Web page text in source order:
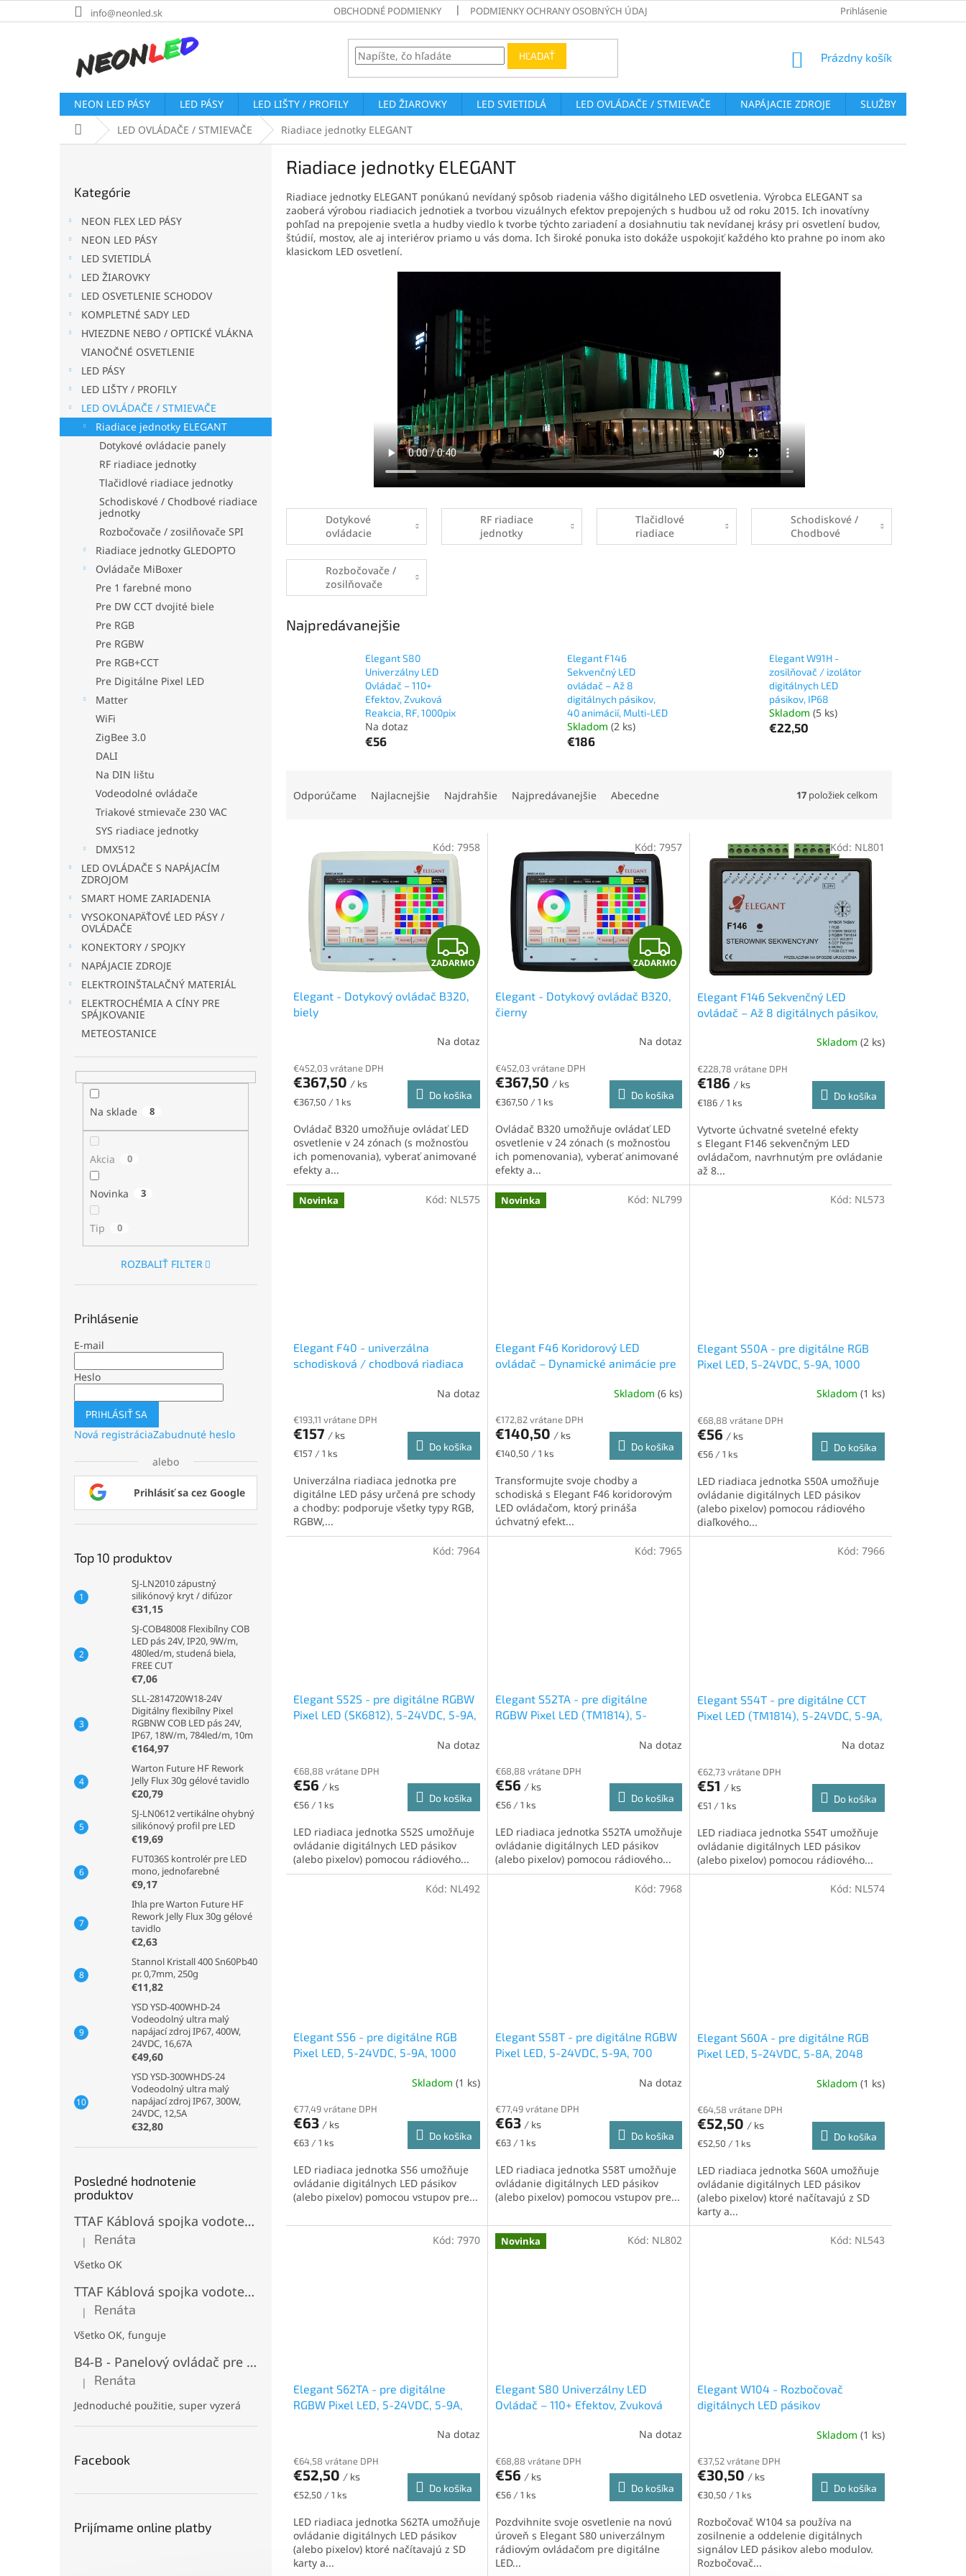
na
info@neonled.sk OBCHODNÉ PODMIENKY PODMIENKY OCHRANY OSOBNÝCH ÚDAJOV VRÁTENIE TOVARU
Prihlásenie
HĽADAŤ
NÁKUPNÝ
Prázdny košík
NEON LED PÁSY LED PÁSY LED LIŠTY / PROFILY LED ŽIAROVKY LED SVIETIDLÁ LED OVLÁDAČE / STMIEVAČE NAPÁJACIE ZDROJE SLUŽBY
DomovLED OVLÁDAČE / STMIEVAČE Riadiace jednotky ELEGANT
kategórie
Kategórie
NEON FLEX LED PÁSY
NEON LED PÁSY
LED SVIETIDLÁ
LED ŽIAROVKY
LED OSVETLENIE SCHODOV
KOMPLETNÉ SADY LED
HVIEZDNE NEBO / OPTICKÉ VLÁKNA
VIANOČNÉ OSVETLENIE
LED PÁSY
LED LIŠTY / PROFILY
LED OVLÁDAČE / STMIEVAČE
Riadiace jednotky ELEGANT
Dotykové ovládacie panely
RF riadiace jednotky
Tlačidlové riadiace jednotky
Schodiskové / Chodbové riadiace
jednotky
Rozbočovače / zosilňovače SPI
Riadiace jednotky GLEDOPTO
Ovládače MiBoxer
Pre 1 farebné mono
Pre DW CCT dvojité biele
Pre RGB
Pre RGBW
Pre RGB+CCT
Pre Digitálne Pixel LED
Matter
WiFi
ZigBee 3.0
DALI
Na DIN lištu
Vodeodolné ovládače
Triakové stmievače 230 VAC
SYS riadiace jednotky
DMX512
LED OVLÁDAČE S NAPÁJACÍM
ZDROJOM
SMART HOME ZARIADENIA
VYSOKONAPÄŤOVÉ LED PÁSY /
OVLÁDAČE
KONEKTORY / SPOJKY
NAPÁJACIE ZDROJE
ELEKTROINŠTALAČNÝ MATERIÁL
ELEKTROCHÉMIA A CÍNY PRE
SPÁJKOVANIE
METEOSTANICE
Na sklade 8
Akcia 0
Novinka 3
Tip 0
ROZBALIŤ FILTER
Prihlásenie
E-mail
Heslo
PRIHLÁSIŤ SA
Nová registráciaZabudnuté heslo
alebo
Prihlásiť sa cez Google
Top 10 produktov
SJ-LN2010 zápustný
silikónový kryt / difúzor
€31,15
SJ-COB48008 Flexibílny COB
LED pás 24V, IP20, 9W/m,
480led/m, studená biela,
FREE CUT
€7,06
SLL-2814720W18-24V
Digitálny flexibílny Pixel
RGBNW COB LED pás 24V,
IP67, 18W/m, 784led/m, 10m
€164,97
Warton Future HF Rework
Jelly Flux 30g gélové tavidlo
€20,79
SJ-LN0612 vertikálne ohybný
silikónový profil pre LED
€19,69
FUT036S kontrolér pre LED
mono, jednofarebné
€9,17
Ihla pre Warton Future HF
Rework Jelly Flux 30g gélové
tavidlo
€2,63
Stannol Kristall 400 Sn60Pb40
pr. 0,7mm, 250g
€11,82
YSD YSD-400WHD-24
Vodeodolný ultra malý
napájací zdroj IP67, 400W,
24VDC, 16,67A
€49,60
YSD YSD-300WHDS-24
Vodeodolný ultra malý
napájací zdroj IP67, 300W,
24VDC, 12,5A
€32,80
Posledné hodnotenie
produktov
TTAF Káblová spojka vodotesná IP68, Typu "T" , 3 pinová, 20A, 2,5mm², M20
Hodnotenie produktu je 5 z 5 hviezdičiek.
| Renáta
Všetko OK
TTAF Káblová spojka vodotesná IP68, "I" Priama, 3 pinová, 20A, 2,5mm², M20
Hodnotenie produktu je 5 z 5 hviezdičiek.
| Renáta
Všetko OK, funguje
B4-B - Panelový ovládač pre RGB+CCT LED, Čierny, Batériový 2xAAA (3V), Magnetický, RF 2,4GHz, 4 zóny
Hodnotenie produktu je 5 z 5 hviezdičiek.
| Renáta
Jednoduché použitie, super vyzerá
Facebook
Prijímame online platby
Riadiace jednotky ELEGANT
Riadiace jednotky ELEGANT ponúkanú nevídaný spôsob riadenia vášho digitálneho LED osvetlenia. Výrobca ELEGANT sa
zaoberá výrobou riadiacich jednotiek a tvorbou vizuálnych efektov prepojených s hudbou už od roku 2015. Ich inovatívny
pohľad na prepojenie svetla a hudby viedlo k tvorbe týchto zariadení a dosiahnutiu tak nevídanej krásy pri osvetlení budov,
štúdií, mostov, ale aj interiérov priamo u vás doma. Ich široké ponuka isto dokáže uspokojiť každého kto prahne po inom ako
klasickom LED osvetlení.
Dotykové
ovládacie
panely
RF riadiace
jednotky
Tlačidlové
riadiace
jednotky
Schodiskové /
Chodbové
riadiace
Rozbočovače /
zosilňovače
SPI
Najpredávanejšie
Elegant S80
Univerzálny LED
Ovládač – 110+
Efektov, Zvuková
Reakcia, RF, 1000pix
Na dotaz
€56
Elegant F146
Sekvenčný LED
ovládač – Až 8
digitálnych pásikov,
40 animácií, Multi-LED
Skladom (2 ks)
€186
Elegant W91H -
zosilňovač / izolátor
digitálnych LED
pásikov, IP68
Skladom (5 ks)
€22,50
Odporúčame Najlacnejšie Najdrahšie Najpredávanejšie Abecedne 17 položiek celkom
Z
A
D
A
M
O
ZADARMO
Elegant - Dotykový ovládač B320,
biely
Na dotaz
€452,03 vrátane DPH
€367,50 / ks
Jednotková
€367,50 / 1 ks
Do košíka
Ovládač B320 umožňuje ovládať LED
osvetlenie v 24 zónach (s možnosťou
ich pomenovania), vyberať animované
efekty a...
Kód: 7958
Z
A
D
A
M
O
ZADARMO
Elegant - Dotykový ovládač B320,
čierny
Na dotaz
€452,03 vrátane DPH
€367,50 / ks
Jednotková
€367,50 / 1 ks
Do košíka
Ovládač B320 umožňuje ovládať LED
osvetlenie v 24 zónach (s možnosťou
ich pomenovania), vyberať animované
efekty a...
Kód: 7957
Elegant F146 Sekvenčný LED
ovládač – Až 8 digitálnych pásikov,
Skladom (2 ks)
€228,78 vrátane DPH
€186 / ks
Jednotková
€186 / 1 ks
Do košíka
Vytvorte úchvatné svetelné efekty
s Elegant F146 sekvenčným LED
ovládačom, navrhnutým pre ovládanie
až 8...
Kód: NL801
Novinka
Elegant F40 - univerzálna
schodisková / chodbová riadiaca
Na dotaz
€193,11 vrátane DPH
€157 / ks
Jednotková
€157 / 1 ks
Do košíka
Univerzálna riadiaca jednotka pre
digitálne LED pásy určená pre schody
a chodby: podporuje všetky typy RGB,
RGBW,...
Kód: NL575 Novinka
Elegant F46 Koridorový LED
ovládač – Dynamické animácie pre
Skladom (6 ks)
€172,82 vrátane DPH
€140,50 / ks
Jednotková
€140,50 / 1 ks
Do košíka
Transformujte svoje chodby a
schodiská s Elegant F46 koridorovým
LED ovládačom, ktorý prináša
úchvatný efekt...
Kód: NL799
Elegant S50A - pre digitálne RGB
Pixel LED, 5-24VDC, 5-9A, 1000
Skladom (1 ks)
€68,88 vrátane DPH
€56 / ks
Jednotková
€56 / 1 ks
Do košíka
LED riadiaca jednotka S50A umožňuje
ovládanie digitálnych LED pásikov
(alebo pixelov) pomocou rádiového
diaľkového...
Kód: NL573
Elegant S52S - pre digitálne RGBW
Pixel LED (SK6812), 5-24VDC, 5-9A,
Na dotaz
€68,88 vrátane DPH
€56 / ks
Jednotková
€56 / 1 ks
Do košíka
LED riadiaca jednotka S52S umožňuje
ovládanie digitálnych LED pásikov
(alebo pixelov) pomocou rádiového...
Kód: 7964
Elegant S52TA - pre digitálne
RGBW Pixel LED (TM1814), 5-
Na dotaz
€68,88 vrátane DPH
€56 / ks
Jednotková
€56 / 1 ks
Do košíka
LED riadiaca jednotka S52TA umožňuje
ovládanie digitálnych LED pásikov
(alebo pixelov) pomocou rádiového...
Kód: 7965
Elegant S54T - pre digitálne CCT
Pixel LED (TM1814), 5-24VDC, 5-9A,
Na dotaz
€62,73 vrátane DPH
€51 / ks
Jednotková
€51 / 1 ks
Do košíka
LED riadiaca jednotka S54T umožňuje
ovládanie digitálnych LED pásikov
(alebo pixelov) pomocou rádiového...
Kód: 7966
Elegant S56 - pre digitálne RGB
Pixel LED, 5-24VDC, 5-9A, 1000
Skladom (1 ks)
€77,49 vrátane DPH
€63 / ks
Jednotková
€63 / 1 ks
Do košíka
LED riadiaca jednotka S56 umožňuje
ovládanie digitálnych LED pásikov
(alebo pixelov) pomocou vstupov pre...
Kód: NL492
Elegant S58T - pre digitálne RGBW
Pixel LED, 5-24VDC, 5-9A, 700
Na dotaz
€77,49 vrátane DPH
€63 / ks
Jednotková
€63 / 1 ks
Do košíka
LED riadiaca jednotka S58T umožňuje
ovládanie digitálnych LED pásikov
(alebo pixelov) pomocou vstupov pre...
Kód: 7968
Elegant S60A - pre digitálne RGB
Pixel LED, 5-24VDC, 5-8A, 2048
Skladom (1 ks)
€64,58 vrátane DPH
€52,50 / ks
Jednotková
€52,50 / 1 ks
Do košíka
LED riadiaca jednotka S60A umožňuje
ovládanie digitálnych LED pásikov
(alebo pixelov) ktoré načítavajú z SD
karty a...
Kód: NL574
Elegant S62TA - pre digitálne
RGBW Pixel LED, 5-24VDC, 5-9A,
Na dotaz
€64,58 vrátane DPH
€52,50 / ks
Jednotková
€52,50 / 1 ks
Do košíka
LED riadiaca jednotka S62TA umožňuje
ovládanie digitálnych LED pásikov
(alebo pixelov) ktoré načítavajú z SD
karty a...
Kód: 7970 Novinka
Elegant S80 Univerzálny LED
Ovládač – 110+ Efektov, Zvuková
Na dotaz
€68,88 vrátane DPH
€56 / ks
Jednotková
€56 / 1 ks
Do košíka
Pozdvihnite svoje osvetlenie na novú
úroveň s Elegant S80 univerzálnym
rádiovým ovládačom pre digitálne
LED...
Kód: NL802
Elegant W104 - Rozbočovač
digitálnych LED pásikov
Skladom (1 ks)
€37,52 vrátane DPH
€30,50 / ks
Jednotková
€30,50 / 1 ks
Do košíka
Rozbočovač W104 sa používa na
zosilnenie a oddelenie digitálnych
signálov LED pásikov alebo modulov.
Rozbočovač...
Kód: NL543